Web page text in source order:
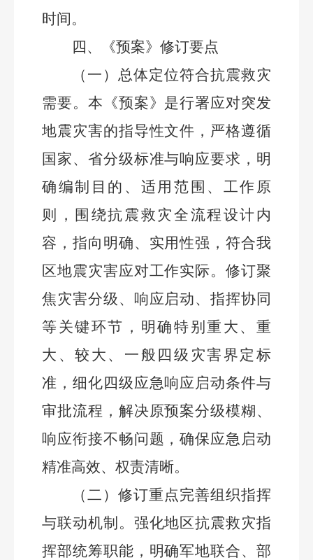
时间。
四、
《预案》修订要点
（一）总体定位符合抗震救灾
需要。 本《预案》是行署应对突发
地震灾害的指导性文件，严格遵循
国家、省分级标准与响应要求，明
确编制目的、适用范围、工作原
则，围绕抗震救灾全流程设计内
容，指向明确、实用性强，符合我
区地震灾害应对工作实际。修订聚
焦灾害分级、响应启动、指挥协同
等关键环节，明确特别重大、重
大、较大、一般四级灾害界定标
准，细化四级应急响应启动条件与
审批流程，解决原预案分级模糊、
响应衔接不畅问题，确保应急启动
精准高效、权责清晰。
（二） 修订重点完善组织指挥
与联动机制。 强化地区抗震救灾指
挥部统筹职能，明确军地联合、部